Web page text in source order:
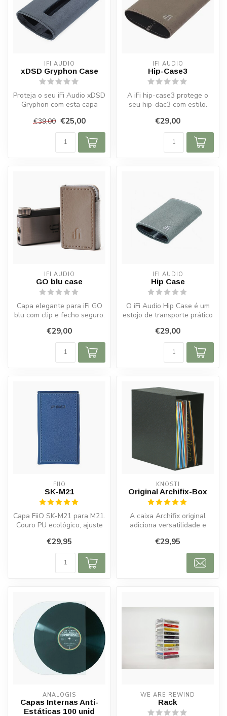
IFI AUDIO
xDSD Gryphon Case
Proteja o seu iFi Audio xDSD
Gryphon com esta capa
du...
€39,00 €25,00
IFI AUDIO
Hip-Case3
A iFi hip-case3 protege o
seu hip-dac3 com estilo.
enca...
€29,00
IFI AUDIO
GO blu case
Capa elegante para iFi GO
blu com clip e fecho seguro.
€29,00
IFI AUDIO
Hip Case
O iFi Audio Hip Case é um
estojo de transporte prático
€29,00
FIIO
SK-M21
Capa FiiO SK-M21 para M21.
Couro PU ecológico, ajuste
€29,95
KNOSTI
Original Archifix-Box
A caixa Archifix original
adiciona versatilidade e
sistema...
€29,95
ANALOGIS
Capas Internas Anti-
Estáticas 100 unid
WE ARE REWIND
Rack